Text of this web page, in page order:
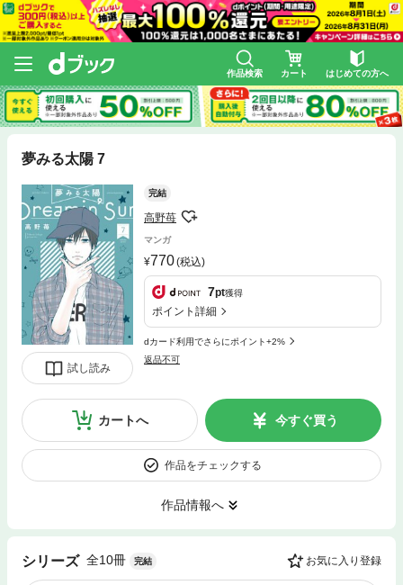
作品検索 カート はじめての方へ
夢みる太陽 7
試し読み
完結
高野苺
マンガ
770(税込)
7pt獲得
ポイント詳細
dカード利用でさらにポイント+2%
返品不可
カートへ 今すぐ買う
作品をチェックする
作品情報へ
シリーズ 全10冊 完結 お気に入り登録